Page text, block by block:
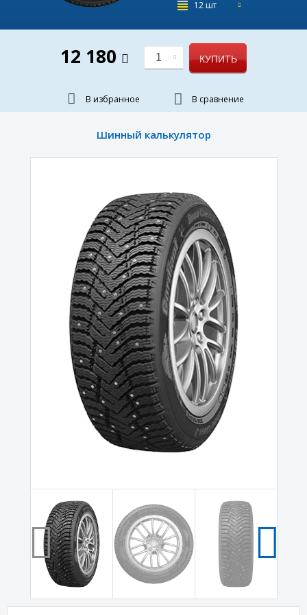
12 шт
12 180 1 КУПИТЬ
В избранное В сравнение
Шинный калькулятор